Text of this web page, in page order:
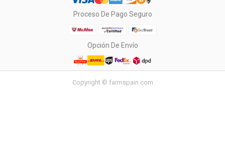
Proceso De Pago Seguro
Opción De Envío
Copyright © farmspain.com